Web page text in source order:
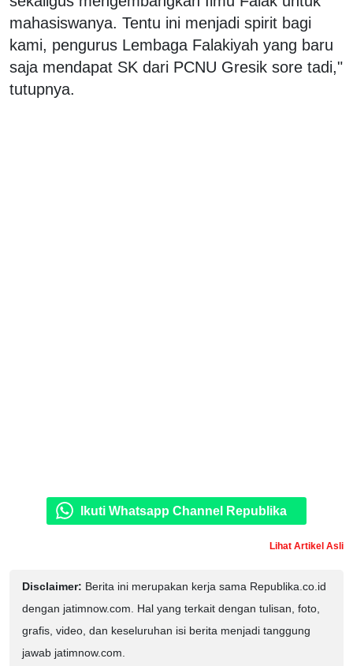
mahasiswanya. Tentu ini menjadi spirit bagi
kami, pengurus Lembaga Falakiyah yang baru
saja mendapat SK dari PCNU Gresik sore tadi,"
tutupnya.
Ikuti Whatsapp Channel Republika
Lihat Artikel Asli
Disclaimer: Berita ini merupakan kerja sama Republika.co.id
dengan jatimnow.com. Hal yang terkait dengan tulisan, foto,
grafis, video, dan keseluruhan isi berita menjadi tanggung
jawab jatimnow.com.